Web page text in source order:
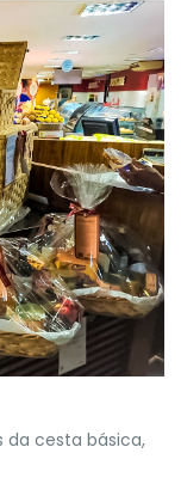
da cesta básica,